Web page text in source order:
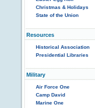
Christmas & Holidays
State of the Union
Resources
Historical Association
Presidential Libraries
Military
Air Force One
Camp David
Marine One